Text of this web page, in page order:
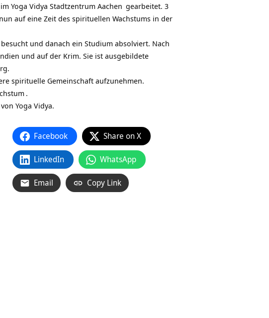
Yoga Vidya Stadtzentrum Aachen gearbeitet. 3
auf eine Zeit des spirituellen Wachstums in der
und danach ein Studium absolviert. Nach
und auf der Krim. Sie ist ausgebildete
spirituelle Gemeinschaft aufzunehmen.
.
Yoga Vidya.
Facebook Share on X
LinkedIn WhatsApp
Email Copy Link